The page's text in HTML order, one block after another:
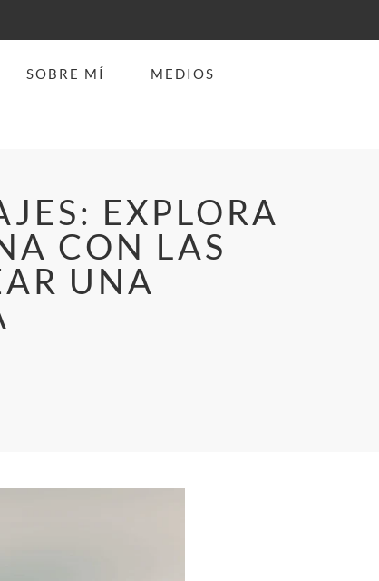
SOBRE MÍ MEDIOS
EXPLORA
CON LAS
UNA